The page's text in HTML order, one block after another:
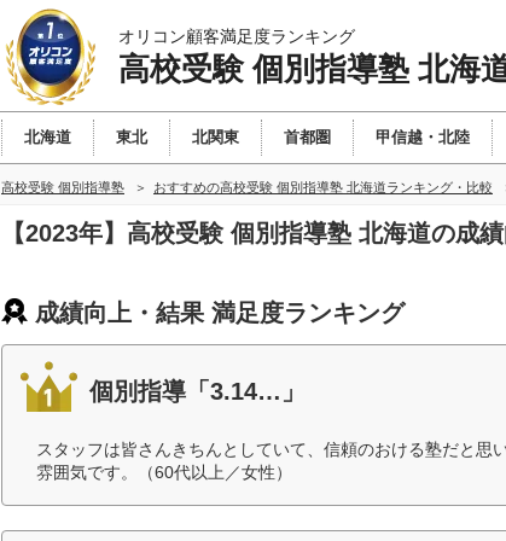
オリコン顧客満足度ランキング
高校受験 個別指導塾 北海
北海道 東北 北関東 首都圏 甲信越・北陸
高校受験 個別指導塾 おすすめの高校受験 個別指導塾 北海道ランキング・比較
【2023年】高校受験 個別指導塾 北海道の成
成績向上・結果 満足度ランキング
個別指導「3.14…」
スタッフは皆さんきちんとしていて、信頼のおける塾だと思
雰囲気です。（60代以上／女性）